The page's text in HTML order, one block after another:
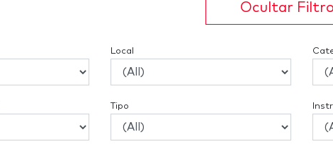
Ocultar
Local
Tipo